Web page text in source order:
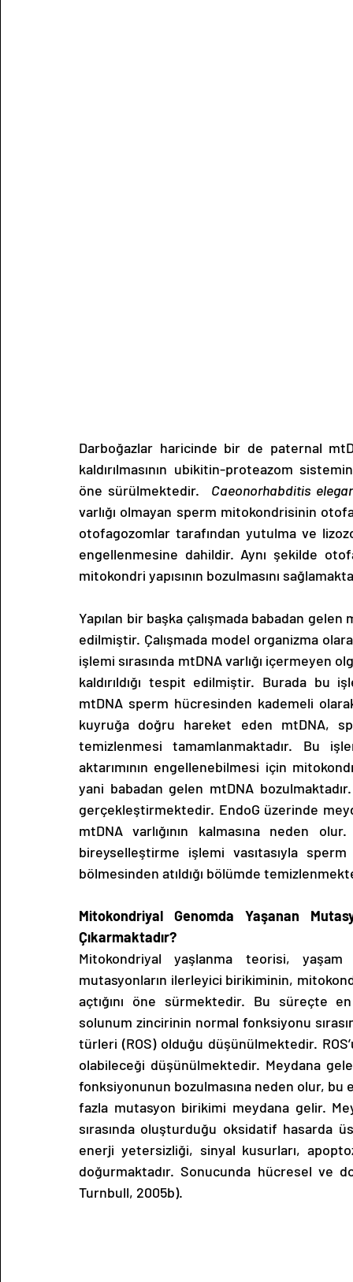
Darboğazlar haricinde bir de paternal
kaldırılmasının ubikitin-proteazom
öne sürülmektedir. Caeonorhabditis
varlığı olmayan sperm mitokondrisinin
otofagozomlar tarafından yutulma ve
engellenmesine dahildir. Aynı şekilde
mitokondri yapısının bozulmasını
Yapılan bir başka çalışmada babadan gelen
edilmiştir. Çalışmada model organizma
işlemi sırasında mtDNA varlığı içermeyen
kaldırıldığı tespit edilmiştir. Burada bu
mtDNA sperm hücresinden kademeli
kuyruğa doğru hareket eden mtDNA,
temizlenmesi tamamlanmaktadır. Bu
aktarımının engellenebilmesi için
yani babadan gelen mtDNA
gerçekleştirmektedir. EndoG üzerinde
mtDNA varlığının kalmasına neden
bireyselleştirme işlemi vasıtasıyla
bölmesinden atıldığı bölümde
Mitokondriyal Genomda Yaşanan
Çıkarmaktadır?
Mitokondriyal yaşlanma teorisi,
mutasyonların ilerleyici birikiminin,
açtığını öne sürmektedir. Bu süreçte
solunum zincirinin normal fonksiyonu
türleri (ROS) olduğu düşünülmektedir.
olabileceği düşünülmektedir. Meydana
fonksiyonunun bozulmasına neden olur, bu
fazla mutasyon birikimi meydana gelir.
sırasında oluşturduğu oksidatif hasarda
enerji yetersizliği, sinyal kusurları,
doğurmaktadır. Sonucunda hücresel ve
Turnbull, 2005b).